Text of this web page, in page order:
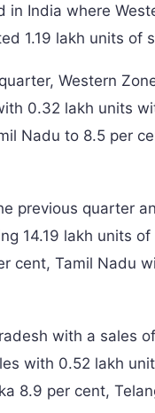
India where
1.19 lakh units of
Western
0.32 lakh units
Nadu to 8.5 per
previous quarter
14.19 lakh units
cent, Tamil Nadu
with a sales
with 0.52 lakh
8.9 per cent,